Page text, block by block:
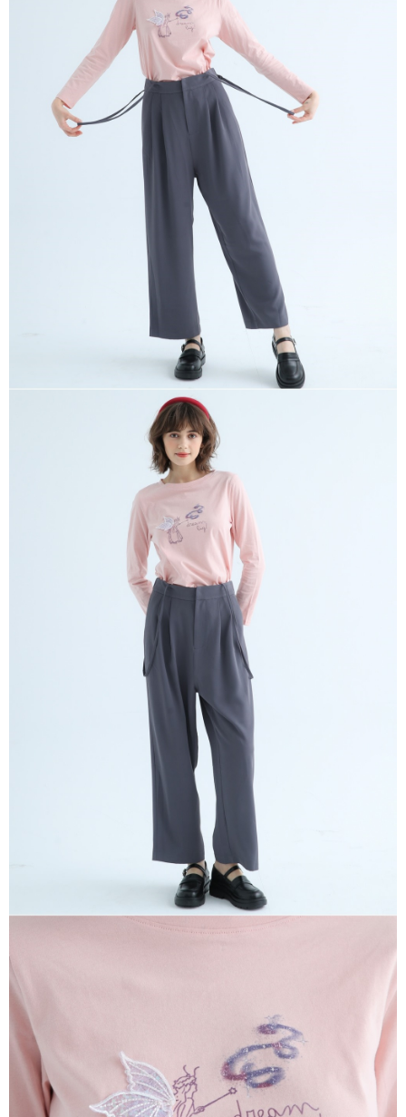
※ 請注意：結帳手續完成當下不需立刻繳費，但若您需要取消訂單，請聯絡
購買商品的店家。未經商家同意取消之訂單仍視為有效，需透過AFTEE先享
後付繳納相關費用。
※ 交易是否成功請以「AFTEE先享後付 」之結帳頁面顯示為準，若有關於
是否繳費成功／繳費後需取消欲退款等相關疑問，請聯繫「AFTEE先享後付
客戶支援中心」
https://netprotections.freshdesk.com/support/home
【注意事項】
１．透過由恩沛科技股份有限公司提供之「AFTEE先享後付」服務完成之交
易，需依本服務之必要範圍內提供個人資料，並將交易相關給付款項請求債
權轉讓予恩沛科技股份有限公司。
２．關於個人資料處理事宜，請瀏覽以下網址：
https://aftee.tw/terms/#terms3
３．未成年的使用者請事先徵得法定代理人或監護人之同意方可使用
「AFTEE先享後付」，若未經同意申辦者引起之損失，本公司不負相關責
４．使用「AFTEE先享後付」時，將依據個別帳號之用戶狀況，依本公司即
時審查核予不同之上限額度；若仍有額度不足之情形，本公司將視審查結果
５．嚴禁一人註冊多個帳號或使用他人資訊註冊。若發現惡意使用之情形，
恩沛科技股份有限公司將有權停止該用戶之使用額度並採取法律行動。
每筆NT$80，滿NT$1,200(含以上)免運費
付款後門市自取